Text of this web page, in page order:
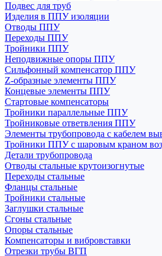
Подвес для труб
Изделия в ППУ изоляции
Отводы ППУ
Переходы ППУ
Тройники ППУ
Неподвижные опоры ППУ
Cильфонный компенсатор ППУ
Z-образные элементы ППУ
Концевые элементы ППУ
Стартовые компенсаторы
Тройники параллельные ППУ
Тройниковые ответвления ППУ
Элементы трубопровода с кабелем
Тройники ППУ с шаровым краном
Детали трубопровода
Отводы стальные крутоизогнутые
Переходы стальные
Фланцы стальные
Тройники стальные
Заглушки стальные
Сгоны стальные
Опоры стальные
Компенсаторы и вибровставки
Отрезки трубы ВГП